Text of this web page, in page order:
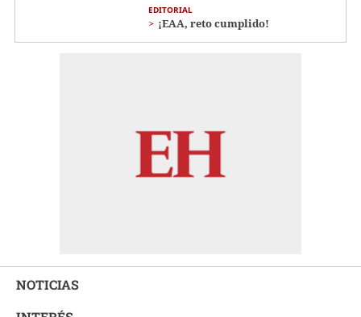
EDITORIAL
¡EAA, reto cumplido!
NOTICIAS